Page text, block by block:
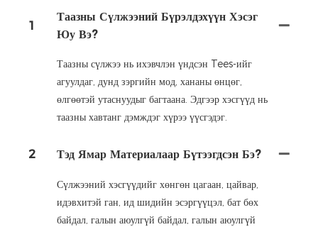
1
Таазны Сүлжээний Бүрэлдэхүүн Хэсэг
Юу Вэ?
Таазны сүлжээ нь ихэвчлэн үндсэн Tees-ийг
агуулдаг, дунд зэргийн мод, хананы өнцөг,
өлгөөтэй утаснуудыг багтаана. Эдгээр хэсгүүд нь
таазны хавтанг дэмждэг хүрээ үүсгэдэг.
2 Тэд Ямар Материалаар Бүтээгдсэн Бэ?
Сүлжээний хэсгүүдийг хөнгөн цагаан, цайвар,
идэвхитэй ган, ид шидийн эсэргүүцэл, бат бөх
байдал, галын аюулгүй байдал, галын аюулгүй